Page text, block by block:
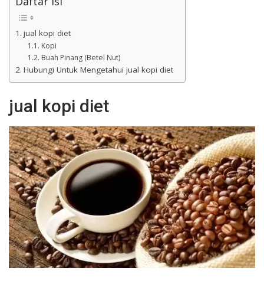
jual kopi diet
Kopi
Buah Pinang (Betel Nut)
Hubungi Untuk Mengetahui jual kopi diet
jual kopi diet